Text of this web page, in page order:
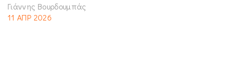
Γιάννης Βουρδουμπάς
11 ΑΠΡ 2026